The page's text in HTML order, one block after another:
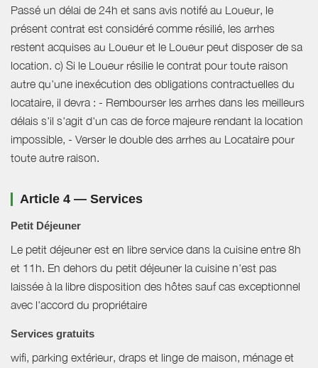
Passé un délai de 24h et sans avis notifé au Loueur, le
présent contrat est considéré comme résilié, les arrhes
restent acquises au Loueur et le Loueur peut disposer de sa
location. c) Si le Loueur résilie le contrat pour toute raison
autre qu'une inexécution des obligations contractuelles du
locataire, il devra : - Rembourser les arrhes dans les meilleurs
délais s'il s'agit d'un cas de force majeure rendant la location
impossible, - Verser le double des arrhes au Locataire pour
toute autre raison.
Article 4 — Services
Petit Déjeuner
Le petit déjeuner est en libre service dans la cuisine entre 8h
et 11h. En dehors du petit déjeuner la cuisine n'est pas
laissée à la libre disposition des hôtes sauf cas exceptionnel
avec l'accord du propriétaire
Services gratuits
wifi, parking extérieur, draps et linge de maison, ménage et